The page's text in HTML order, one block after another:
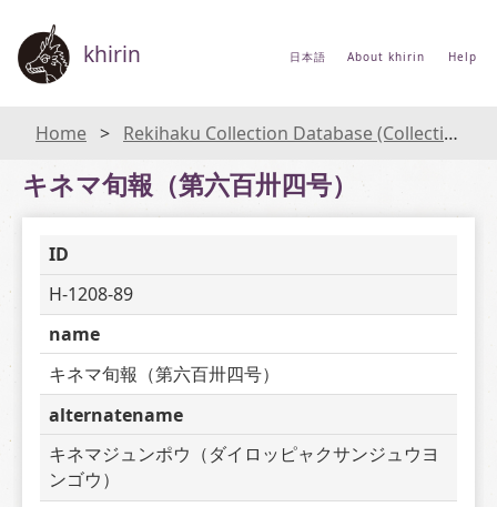
khirin 日本語 About khirin Help
Home Rekihaku Collection Database (Collections Database of the National Museum of Japanese History)
キネマ旬報（第六百卅四号）
ID
H-1208-89
name
キネマ旬報（第六百卅四号）
alternatename
キネマジュンポウ（ダイロッピャクサンジュウヨ
ンゴウ）